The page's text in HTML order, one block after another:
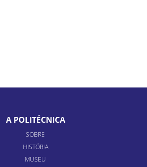
A POLITÉCNICA
SOBRE
HISTÓRIA
MUSEU